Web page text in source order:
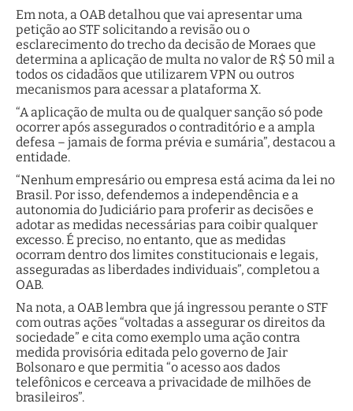
Em nota, a OAB detalhou que vai apresentar uma
petição ao STF solicitando a revisão ou o
esclarecimento do trecho da decisão de Moraes que
determina a aplicação de multa no valor de R$ 50 mil a
todos os cidadãos que utilizarem VPN ou outros
mecanismos para acessar a plataforma X.
“A aplicação de multa ou de qualquer sanção só pode
ocorrer após assegurados o contraditório e a ampla
defesa – jamais de forma prévia e sumária”, destacou a
entidade.
“Nenhum empresário ou empresa está acima da lei no
Brasil. Por isso, defendemos a independência e a
autonomia do Judiciário para proferir as decisões e
adotar as medidas necessárias para coibir qualquer
excesso. É preciso, no entanto, que as medidas
ocorram dentro dos limites constitucionais e legais,
asseguradas as liberdades individuais”, completou a
OAB.
Na nota, a OAB lembra que já ingressou perante o STF
com outras ações “voltadas a assegurar os direitos da
sociedade” e cita como exemplo uma ação contra
medida provisória editada pelo governo de Jair
Bolsonaro e que permitia “o acesso aos dados
telefônicos e cerceava a privacidade de milhões de
brasileiros”.